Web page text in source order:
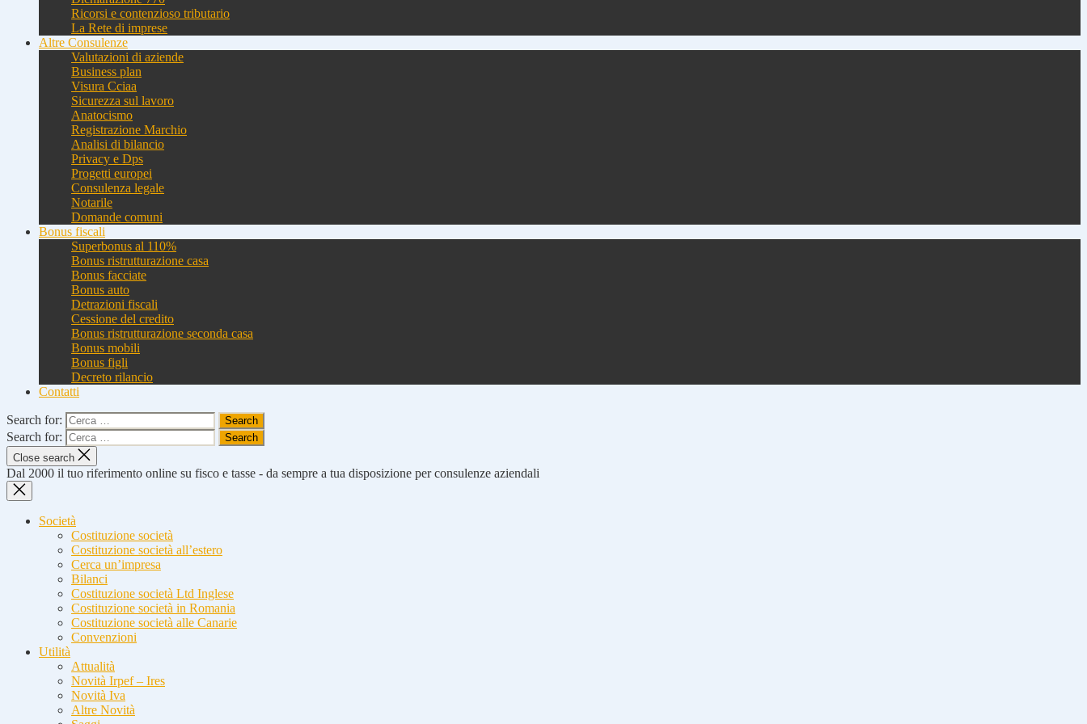
Ricorsi e contenzioso tributario
La Rete di imprese
Altre Consulenze
Valutazioni di aziende
Business plan
Visura Cciaa
Sicurezza sul lavoro
Anatocismo
Registrazione Marchio
Analisi di bilancio
Privacy e Dps
Progetti europei
Consulenza legale
Notarile
Domande comuni
Bonus fiscali
Superbonus al 110%
Bonus ristrutturazione casa
Bonus facciate
Bonus auto
Detrazioni fiscali
Cessione del credito
Bonus ristrutturazione seconda casa
Bonus mobili
Bonus figli
Decreto rilancio
Contatti
Search for:
Search for:
Close search
Dal 2000 il tuo riferimento online su fisco e tasse - da sempre a tua disposizione per consulenze aziendali
Società
Costituzione società
Costituzione società all’estero
Cerca un’impresa
Bilanci
Costituzione società Ltd Inglese
Costituzione società in Romania
Costituzione società alle Canarie
Convenzioni
Utilità
Attualità
Novità Irpef – Ires
Novità Iva
Altre Novità